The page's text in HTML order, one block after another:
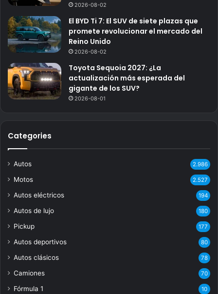
2026-08-02
El BYD Ti 7: El SUV de siete plazas que
promete revolucionar el mercado del
Reino Unido
2026-08-02
Toyota Sequoia 2027: ¿La
actualización más esperada del
gigante de los SUV?
2026-08-01
Categories
Autos 2.986
Motos 2.527
Autos eléctricos 194
Autos de lujo 180
Pickup 177
Autos deportivos 80
Autos clásicos 78
Camiones 70
Fórmula 1 10